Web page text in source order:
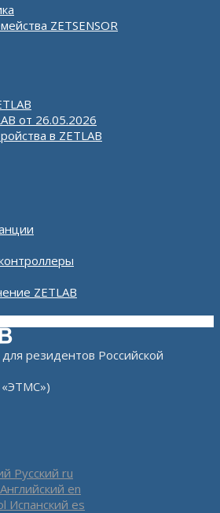
ZETSENSOR
от 26.05.2026
в ZETLAB
ZETLAB
резидентов Российской
Русский ru
Английский en
Испанский es